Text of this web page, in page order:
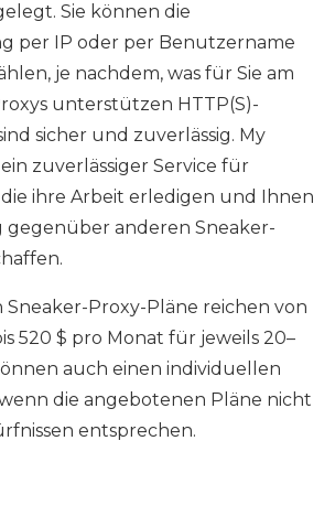
Sie können die
per IP oder per Benutzername
je nachdem, was für Sie am
unterstützen HTTP(S)-
sicher und zuverlässig. My
zuverlässiger Service für
ihre Arbeit erledigen und Ihnen
gegenüber anderen Sneaker-
Sneaker-Proxy-Pläne reichen von
520 $ pro Monat für jeweils 20–
auch einen individuellen
die angebotenen Pläne nicht
entsprechen.